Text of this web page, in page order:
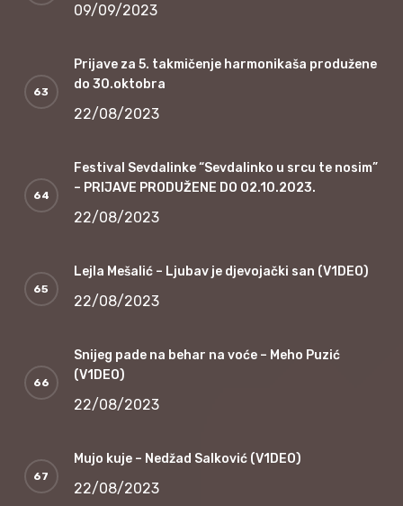
09/09/2023
Prijave za 5. takmičenje harmonikaša produžene
do 30.oktobra
22/08/2023
Festival Sevdalinke “Sevdalinko u srcu te nosim”
– PRIJAVE PRODUŽENE DO 02.10.2023.
22/08/2023
Lejla Mešalić – Ljubav je djevojački san (V1DEO)
22/08/2023
Snijeg pade na behar na voće – Meho Puzić
(V1DEO)
22/08/2023
Mujo kuje – Nedžad Salković (V1DEO)
22/08/2023